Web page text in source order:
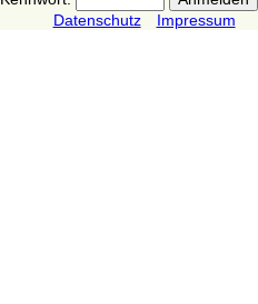
Datenschutz
Impressum